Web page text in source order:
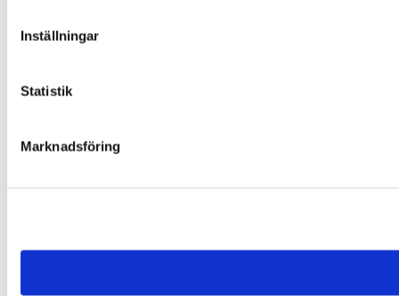
Inställningar
Statistik
Marknadsföring